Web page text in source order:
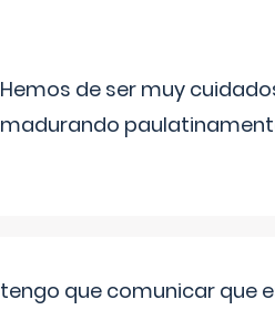
Hemos de ser muy
madurando
tengo que comunicar que